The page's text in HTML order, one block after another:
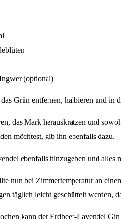
(optional)
Grün entfernen, halbieren und in
das Mark herauskratzen und
möchtest, gib ihn ebenfalls dazu.
ebenfalls hinzugeben und alles
nun bei Zimmertemperatur an
täglich leicht geschüttelt werden,
kann der Erdbeer-Lavendel